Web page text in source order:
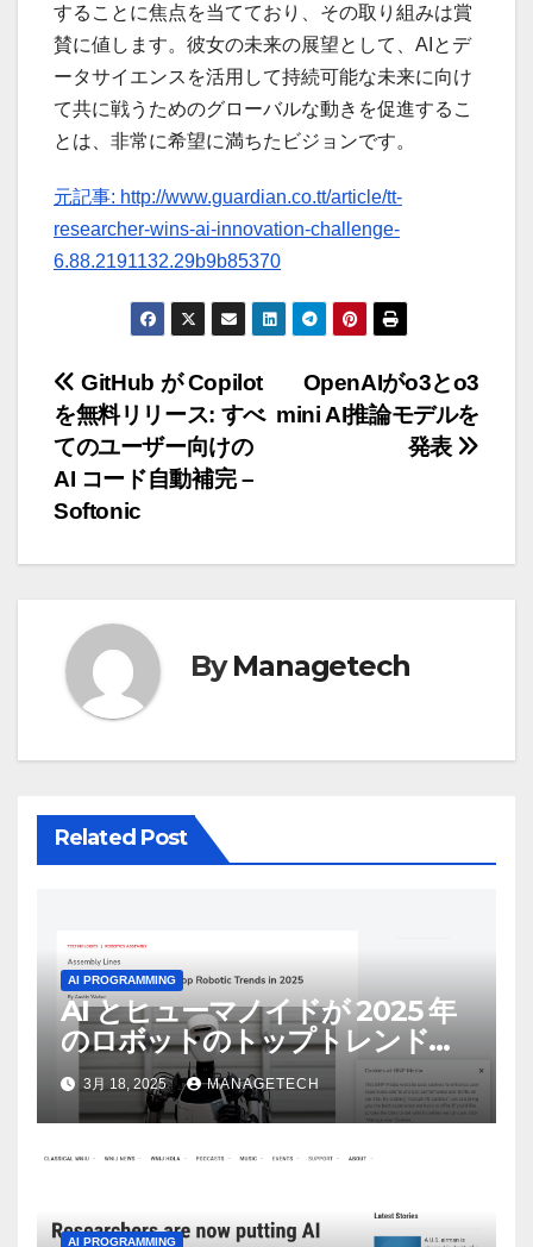
することに焦点を当てており、その取り組みは賞
賛に値します。彼女の未来の展望として、AIとデ
ータサイエンスを活用して持続可能な未来に向け
て共に戦うためのグローバルな動きを促進するこ
とは、非常に希望に満ちたビジョンです。
元記事: http://www.guardian.co.tt/article/tt-
researcher-wins-ai-innovation-challenge-
6.88.2191132.29b9b85370
投
稿
ナ
ー
シ
OpenAIがo3とo3
mini AI推論モデルを
発表
GitHub が Copilot
を無料リリース: すべ
てのユーザー向けの
AI コード自動補完 –
Softonic
ByManagetech
Related Post
AI PROGRAMMING
AI とヒューマノイドが 2025 年
のロボットのトップトレンドに |
ASSEMBLY
3月 18, 2025 MANAGETECH
AI PROGRAMMING